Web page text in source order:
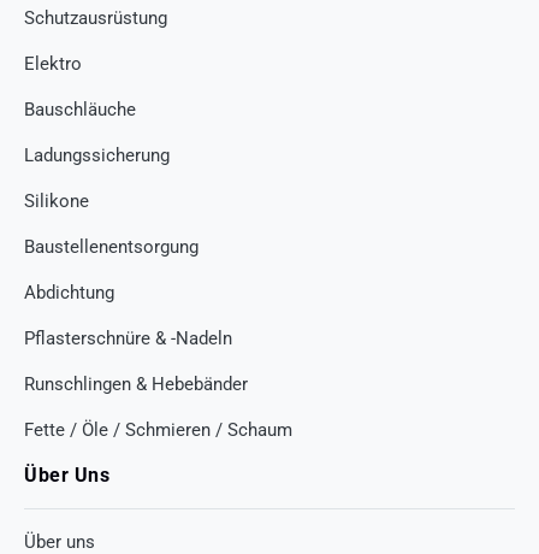
Schutzausrüstung
Elektro
Bauschläuche
Ladungssicherung
Silikone
Baustellenentsorgung
Abdichtung
Pflasterschnüre & -Nadeln
Runschlingen & Hebebänder
Fette / Öle / Schmieren / Schaum
Über Uns
Über uns